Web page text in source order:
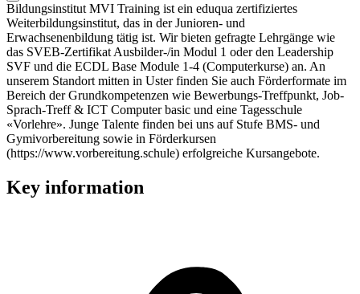
Bildungsinstitut MVI Training ist ein eduqua zertifiziertes
Weiterbildungsinstitut, das in der Junioren- und
Erwachsenenbildung tätig ist. Wir bieten gefragte Lehrgänge wie
das SVEB-Zertifikat Ausbilder-/in Modul 1 oder den Leadership
SVF und die ECDL Base Module 1-4 (Computerkurse) an. An
unserem Standort mitten in Uster finden Sie auch Förderformate im
Bereich der Grundkompetenzen wie Bewerbungs-Treffpunkt, Job-
Sprach-Treff & ICT Computer basic und eine Tagesschule
«Vorlehre». Junge Talente finden bei uns auf Stufe BMS- und
Gymivorbereitung sowie in Förderkursen
(https://www.vorbereitung.schule) erfolgreiche Kursangebote.
Key information